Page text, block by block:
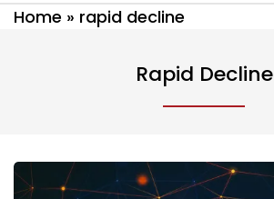
Home » rapid decline
Rapid Decline